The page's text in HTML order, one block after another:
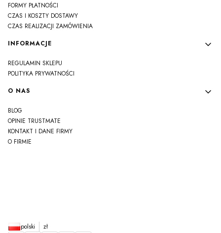
FORMY PŁATNOŚCI
CZAS I KOSZTY DOSTAWY
CZAS REALIZACJI ZAMÓWIENIA
INFORMACJE
REGULAMIN SKLEPU
POLITYKA PRYWATNOŚCI
O NAS
BLOG
OPINIE TRUSTMATE
KONTAKT I DANE FIRMY
O FIRMIE
polski zł